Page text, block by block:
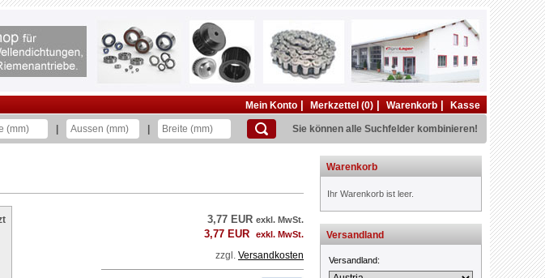
Mein Konto Merkzettel (0) Warenkorb Kasse
Sie können alle Suchfelder kombinieren!
3,77 EUR exkl. MwSt.
3,77 EUR exkl. MwSt.
zzgl. Versandkosten
Warenkorb
Ihr Warenkorb ist leer.
Versandland
Versandland: